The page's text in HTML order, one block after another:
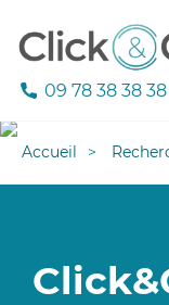
09 78 38 38 38
Accueil